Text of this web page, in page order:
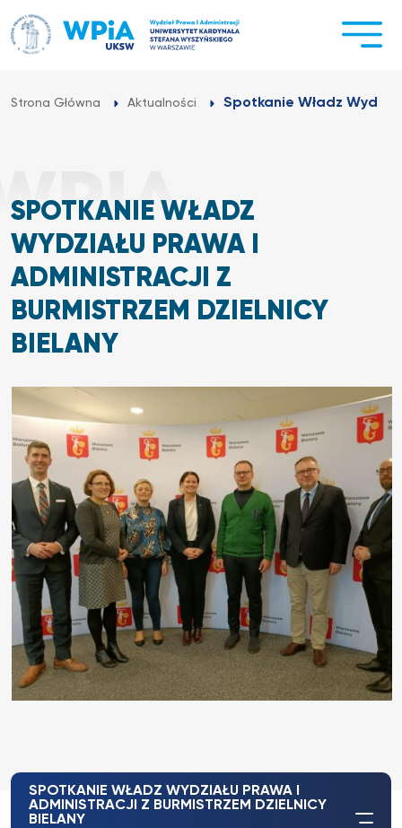
do
treści
Strona Główna Aktualności Spotkanie Władz
SPOTKANIE WŁADZ
WYDZIAŁU PRAWA I
ADMINISTRACJI Z
BURMISTRZEM DZIELNICY
BIELANY
SPOTKANIE WŁADZ WYDZIAŁU PRAWA I
ADMINISTRACJI Z BURMISTRZEM DZIELNICY
BIELANY